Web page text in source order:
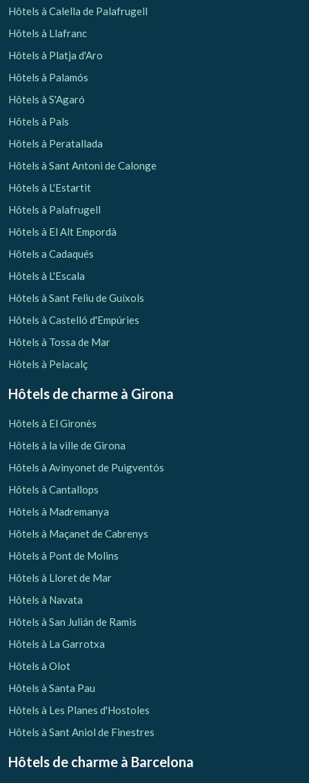
Hôtels à Calella de Palafrugell
Hôtels à Llafranc
Hôtels à Platja d'Aro
Hôtels à Palamós
Hôtels à S'Agaró
Hôtels à Pals
Hôtels à Peratallada
Hôtels à Sant Antoni de Calonge
Hôtels à L'Estartit
Hôtels à Palafrugell
Hôtels à El Alt Empordà
Hôtels a Cadaqués
Hôtels à L'Escala
Hôtels à Sant Feliu de Guíxols
Hôtels à Castelló d'Empúries
Hôtels à Tossa de Mar
Hôtels à Pelacalç
Hôtels de charme à Girona
Hôtels à El Gironès
Hôtels à la ville de Girona
Hôtels à Avinyonet de Puigventós
Hôtels à Cantallops
Hôtels à Madremanya
Hôtels à Maçanet de Cabrenys
Hôtels à Pont de Molins
Hôtels à Lloret de Mar
Hôtels à Navata
Hôtels à San Julián de Ramis
Hôtels à La Garrotxa
Hôtels à Olot
Hôtels à Santa Pau
Hôtels à Les Planes d'Hostoles
Hôtels à Sant Aniol de Finestres
Hôtels de charme à Barcelona